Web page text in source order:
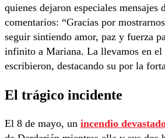
quienes dejaron especiales mensajes
comentarios: “Gracias por
seguir sintiendo amor, paz y fuerza
infinito a Mariana. La llevamos en el
escribieron, destacando su por la
El trágico incidente
El 8 de mayo, un incendio